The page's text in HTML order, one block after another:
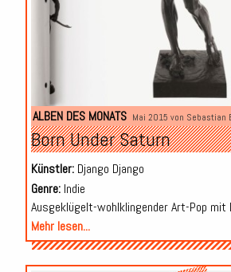
ALBEN DES MONATS Mai 2015 von Sebastian
Born Under Saturn
Künstler:Django Django
Genre:Indie
Ausgeklügelt-wohlklingender Art-Pop mit
Mehr lesen...